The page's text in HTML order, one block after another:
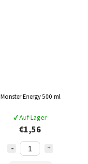
Monster Energy 500 ml
✔ Auf Lager
€1,56